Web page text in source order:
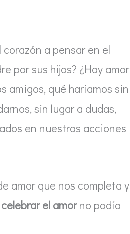
a pensar en el
por sus hijos? ¿Hay amor
amigos, qué haríamos sin
sin lugar a dudas,
en nuestras acciones
amor que nos completa y
celebrar el amorno podía